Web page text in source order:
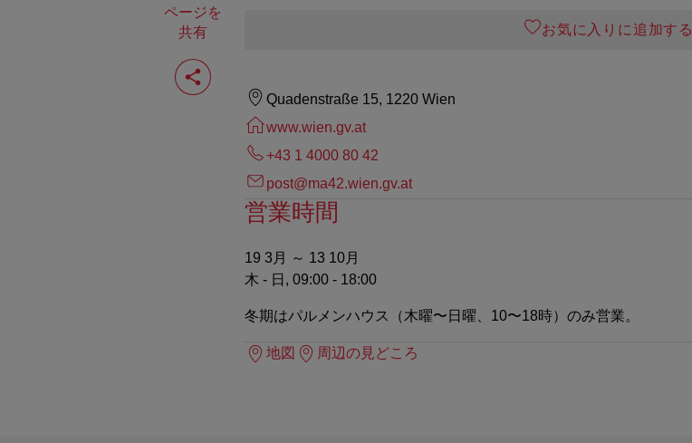
ページを
共有
ペ
ー
ジ
お気に入りに追加する
Quadenstraße 15, 1220 Wien
www.wien.gv.at
+43 1 4000 80 42
post@ma42.wien.gv.at
営業時間
19 3月 ～ 13 10月
木 - 日, 09:00 - 18:00
冬期はパルメンハウス（木曜〜日曜、10〜18時）のみ営業。
地図 周辺の見どころ